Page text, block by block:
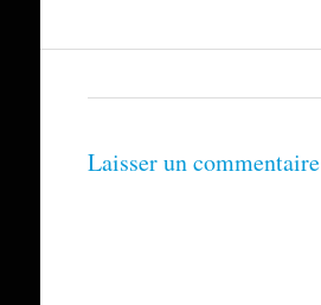
Laisser un commentaire